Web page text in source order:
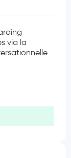
via la